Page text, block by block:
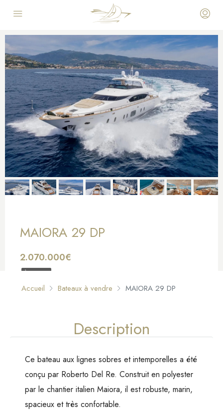
MAIORA 29 DP
2.070.000€
À VENDRE
Accueil Bateaux à vendre MAIORA 29 DP
Description
Ce bateau aux lignes sobres et intemporelles a été
conçu par Roberto Del Re. Construit en polyester
par le chantier italien Maiora, il est robuste, marin,
spacieux et très confortable.